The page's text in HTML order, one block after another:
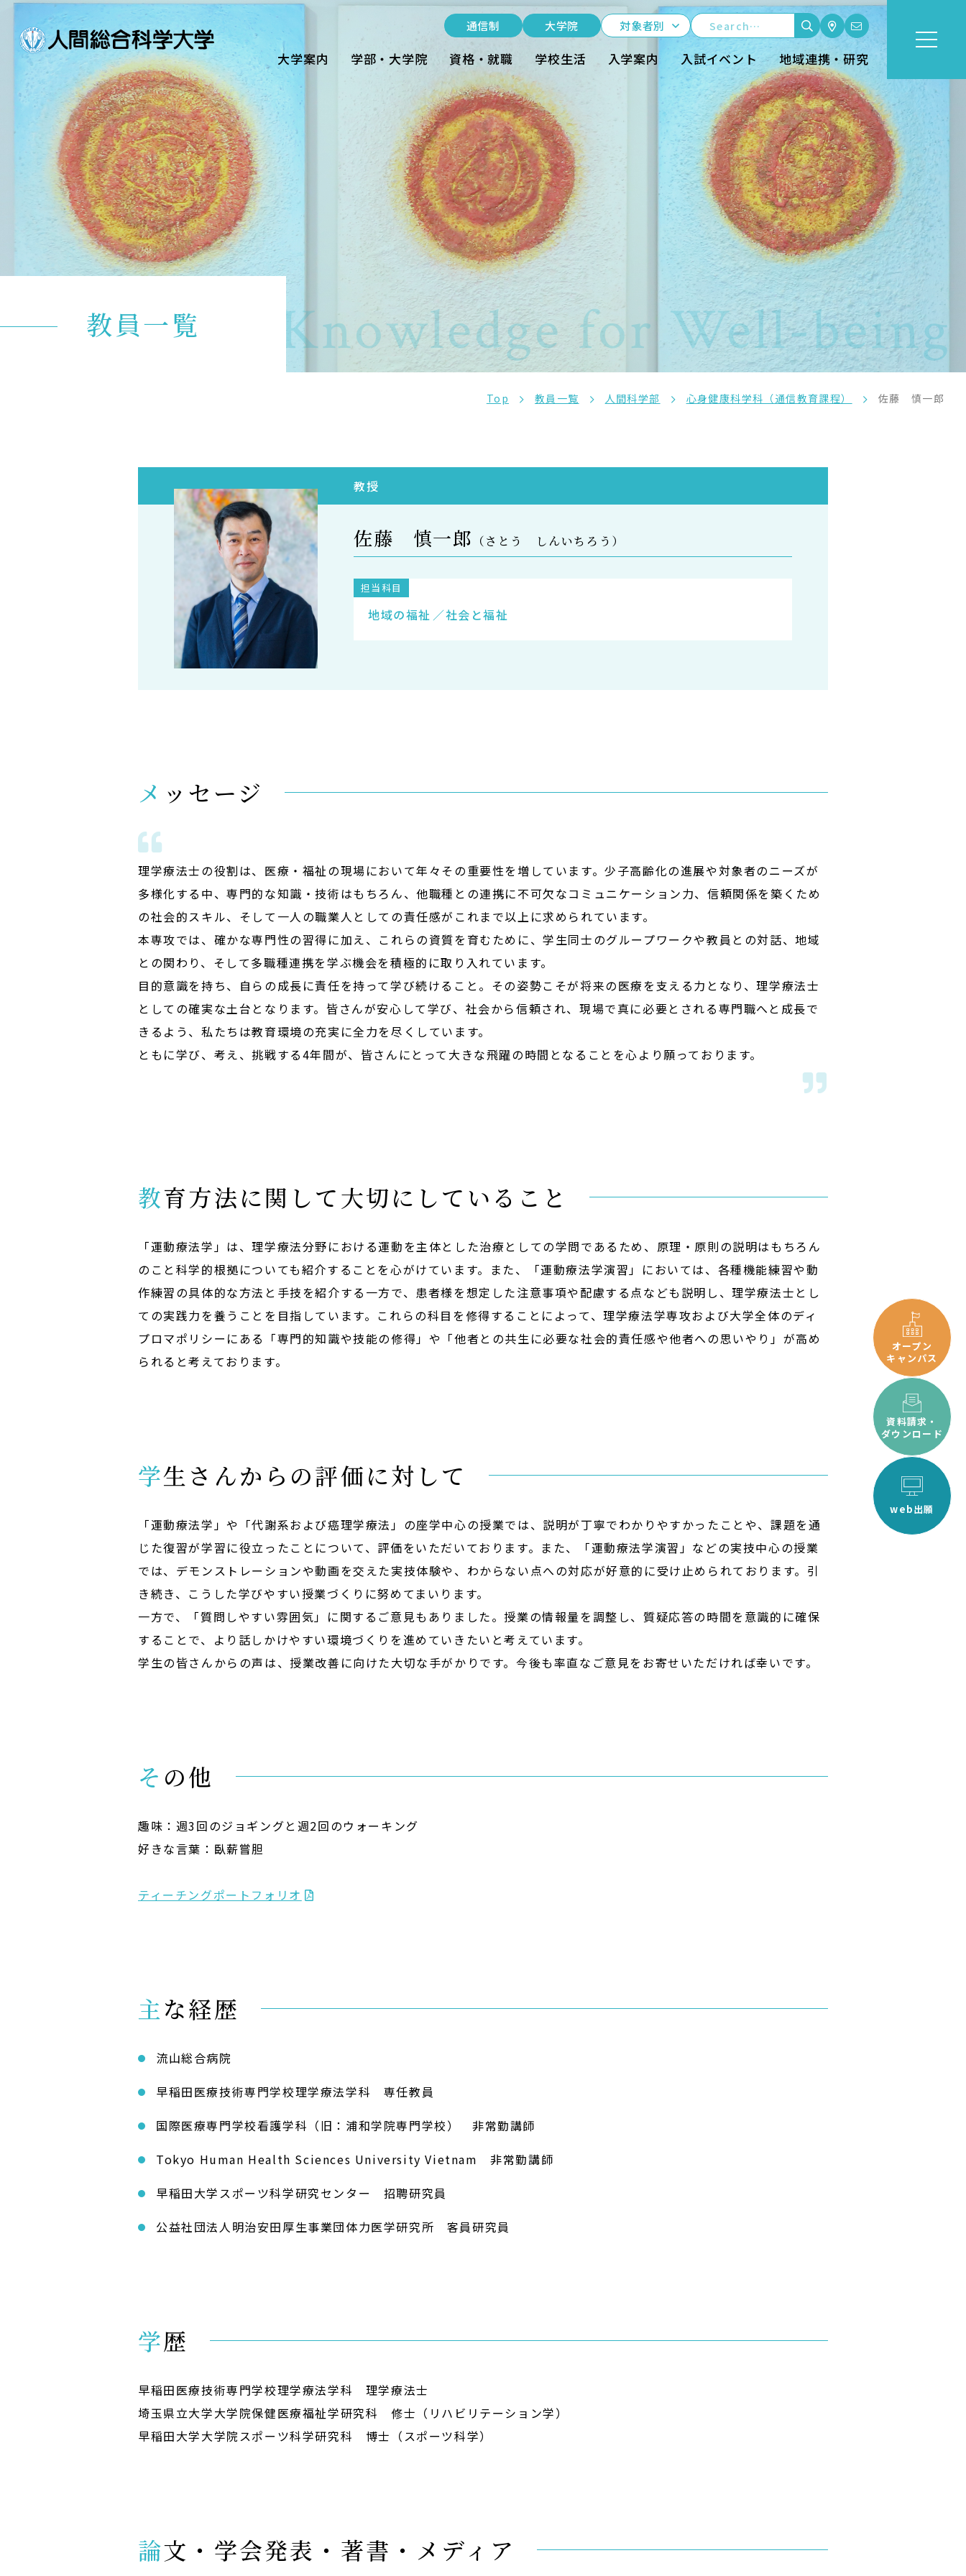
大学案内
Guide
学部・大学院
Department
資格・就職
Qualifications & Employment
学校生活
School Life
入学案内
入試イベント
Access
在学生の方
卒業生の方
大学院生の方・修了生の方
企業・病院の方
通信制
大学院
資料請求・ダウンロード
お問い合わせ
よくある質問
お知らせ
サイトポリシー
プライバシーポリシー
サイトマップ
教員等採用情報
UHASウォッチ
English
大学案内 学部・大学院 資格・就職 学校生活 入学案内 入試イベント 地域連携・研究
通信制 大学院 対象者別
Knowledge for Well-being
教員一覧
Top 教員一覧 人間科学部 心身健康科学科（通信教育課程） 佐藤 慎一郎
教授
佐藤 慎一郎 （さとう しんいちろう）
担当科目
地域の福祉 社会と福祉
メッセージ
理学療法士の役割は、医療・福祉の現場において年々その重要性を増しています。少子高齢化の進展や対象者のニーズが
多様化する中、専門的な知識・技術はもちろん、他職種との連携に不可欠なコミュニケーション力、信頼関係を築くため
の社会的スキル、そして一人の職業人としての責任感がこれまで以上に求められています。
本専攻では、確かな専門性の習得に加え、これらの資質を育むために、学生同士のグループワークや教員との対話、地域
との関わり、そして多職種連携を学ぶ機会を積極的に取り入れています。
目的意識を持ち、自らの成長に責任を持って学び続けること。その姿勢こそが将来の医療を支える力となり、理学療法士
としての確実な土台となります。皆さんが安心して学び、社会から信頼され、現場で真に必要とされる専門職へと成長で
きるよう、私たちは教育環境の充実に全力を尽くしています。
ともに学び、考え、挑戦する4年間が、皆さんにとって大きな飛躍の時間となることを心より願っております。
教育方法に関して大切にしていること
「運動療法学」は、理学療法分野における運動を主体とした治療としての学問であるため、原理・原則の説明はもちろん
のこと科学的根拠についても紹介することを心がけています。また、「運動療法学演習」においては、各種機能練習や動
作練習の具体的な方法と手技を紹介する一方で、患者様を想定した注意事項や配慮する点なども説明し、理学療法士とし
ての実践力を養うことを目指しています。これらの科目を修得することによって、理学療法学専攻および大学全体のディ
プロマポリシーにある「専門的知識や技能の修得」や「他者との共生に必要な社会的責任感や他者への思いやり」が高め
られると考えております。
学生さんからの評価に対して
「運動療法学」や「代謝系および癌理学療法」の座学中心の授業では、説明が丁寧でわかりやすかったことや、課題を通
じた復習が学習に役立ったことについて、評価をいただいております。また、「運動療法学演習」などの実技中心の授業
では、デモンストレーションや動画を交えた実技体験や、わからない点への対応が好意的に受け止められております。引
き続き、こうした学びやすい授業づくりに努めてまいります。
一方で、「質問しやすい雰囲気」に関するご意見もありました。授業の情報量を調整し、質疑応答の時間を意識的に確保
することで、より話しかけやすい環境づくりを進めていきたいと考えています。
学生の皆さんからの声は、授業改善に向けた大切な手がかりです。今後も率直なご意見をお寄せいただければ幸いです。
その他
趣味：週3回のジョギングと週2回のウォーキング
好きな言葉：臥薪嘗胆
ティーチングポートフォリオ
主な経歴
流山総合病院
早稲田医療技術専門学校理学療法学科 専任教員
国際医療専門学校看護学科（旧：浦和学院専門学校） 非常勤講師
Tokyo Human Health Sciences University Vietnam 非常勤講師
早稲田大学スポーツ科学研究センター 招聘研究員
公益社団法人明治安田厚生事業団体力医学研究所 客員研究員
学歴
早稲田医療技術専門学校理学療法学科 理学療法士
埼玉県立大学大学院保健医療福祉学研究科 修士（リハビリテーション学）
早稲田大学大学院スポーツ科学研究科 博士（スポーツ科学）
論文・学会発表・著書・メディア
オープン
キャンパス
資料請求・
ダウンロード
web出願